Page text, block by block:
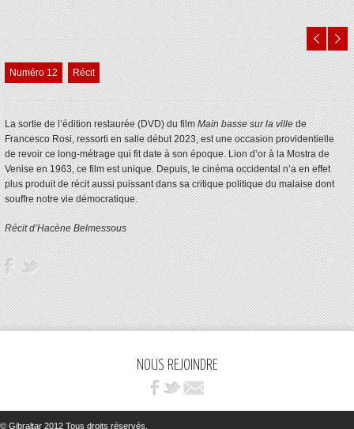
Numéro 12 Récit
La sortie de l’édition restaurée (DVD) du filmMain basse sur la villede
Francesco Rosi, ressorti en salle début 2023, est une occasion providentielle
de revoir ce long-métrage qui fit date à son époque. Lion d’or à la Mostra de
Venise en 1963, ce film est unique. Depuis, le cinéma occidental n’a en effet
plus produit de récit aussi puissant dans sa critique politique du malaise dont
souffre notre vie démocratique.
Récit d’Hacène Belmessous
NOUS REJOINDRE
© Gibraltar 2012 Tous droits réservés.